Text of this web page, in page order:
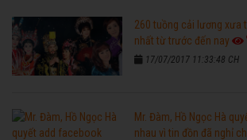
260 tuồng cải lương xưa
nhất từ trước đến nay
17/07/2017 11:33:48 CH
Mr. Đàm, Hồ Ngọc Hà
nhau vì tin đồn đã nghỉ